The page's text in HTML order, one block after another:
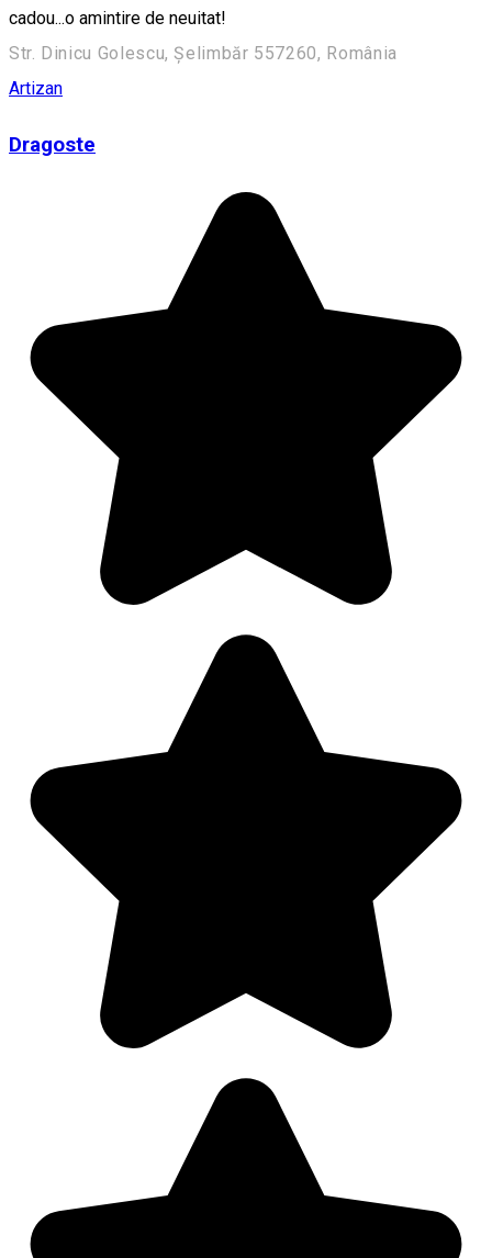
cadou...o amintire de neuitat!
Str. Dinicu Golescu, Șelimbăr 557260, România
Artizan
Dragoste